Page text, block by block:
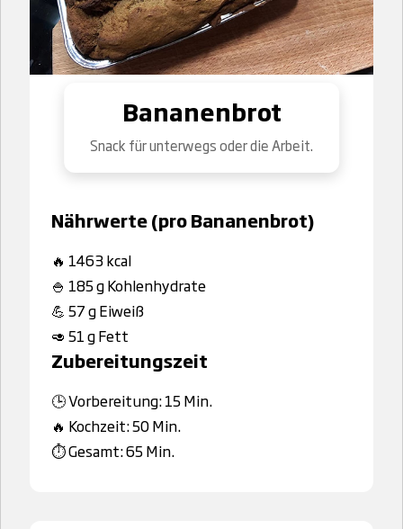
Bananenbrot
Snack für unterwegs oder die Arbeit.
Nährwerte (pro Bananenbrot)
🔥 1463 kcal
🍚 185 g Kohlenhydrate
💪 57 g Eiweiß
🥑 51 g Fett
Zubereitungszeit
🕒 Vorbereitung: 15 Min.
🔥 Kochzeit: 50 Min.
⏱️ Gesamt: 65 Min.